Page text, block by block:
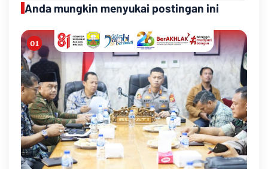
Anda mungkin menyukai postingan ini